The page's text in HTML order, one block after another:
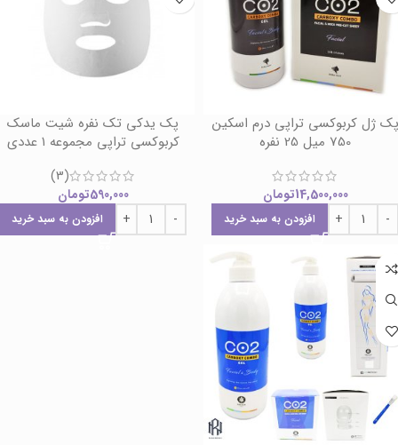
پک ژل کربوکسی تراپی درم اسکین
750 میل 25 نفره
14,500,000تومان
افزودن به سبد خرید
پک یدکی تک نفره شیت ماسک
کربوکسی تراپی مجموعه ۱ عددی
(3)
590,000تومان
افزودن به سبد خرید